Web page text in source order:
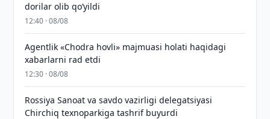
dorilar olib qo‘yildi
12:40 · 08/08
Agentlik «Chodra hovli» majmuasi holati haqidagi
xabarlarni rad etdi
12:30 · 08/08
Rossiya Sanoat va savdo vazirligi delegatsiyasi
Chirchiq texnoparkiga tashrif buyurdi